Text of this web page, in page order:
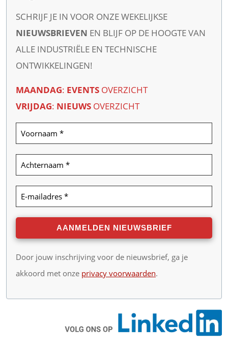
SCHRIJF JE IN VOOR ONZE WEKELIJKSE
NIEUWSBRIEVEN EN BLIJF OP DE HOOGTE VAN
ALLE INDUSTRIËLE EN TECHNISCHE
ONTWIKKELINGEN!
MAANDAG: EVENTS OVERZICHT
VRIJDAG: NIEUWS OVERZICHT
Door jouw inschrijving voor de nieuwsbrief, ga je
akkoord met onze privacy voorwaarden.